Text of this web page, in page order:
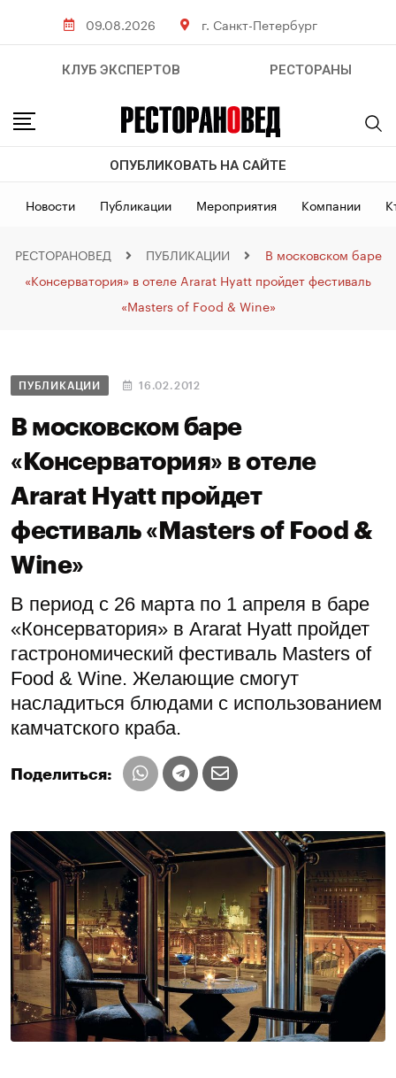
09.08.2026 г. Санкт-Петербург
КЛУБ ЭКСПЕРТОВ РЕСТОРАНЫ
ОПУБЛИКОВАТЬ НА САЙТЕ
Новости Публикации Мероприятия Компании
РЕСТОРАНОВЕД ПУБЛИКАЦИИ
В московском баре
«Консерватория» в отеле Ararat Hyatt пройдет фестиваль
«Masters of Food & Wine»
ПУБЛИКАЦИИ 16.02.2012
В московском баре
«Консерватория» в отеле
Ararat Hyatt пройдет
фестиваль «Masters of Food &
Wine»
В период с 26 марта по 1 апреля в баре
«Консерватория» в Ararat Hyatt пройдет
гастрономический фестиваль Masters of
Food & Wine. Желающие смогут
насладиться блюдами с использованием
камчатского краба.
Поделиться: